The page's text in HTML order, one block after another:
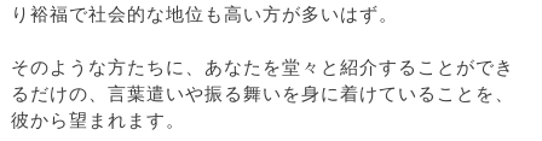
り裕福で社会的な地位も高い方が多いはず。
そのような方たちに、あなたを堂々と紹介することができ
るだけの、言葉遣いや振る舞いを身に着けていることを、
彼から望まれます。